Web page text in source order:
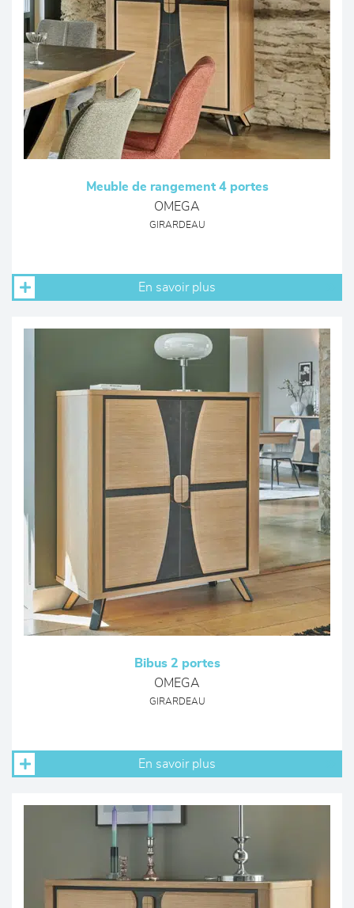
Meuble de rangement 4 portes
OMEGA
GIRARDEAU
En savoir plus
Bibus 2 portes
OMEGA
GIRARDEAU
En savoir plus